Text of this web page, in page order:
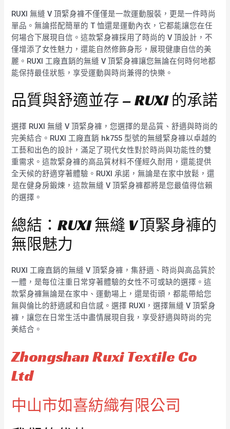
RUXI 無縫 V 頂緊身褲不僅僅是一款運動服裝，更是一件時尚
單品。無論搭配簡單的 T 恤還是運動內衣，它都能讓您在任
何場合下展現自信。這款緊身褲採用了時尚的 V 頂設計，不
僅增添了女性魅力，還能自然修飾身形，展現健康自信的美
麗。RUXI 工廠直銷的無縫 V 頂緊身褲讓您無論在何時何地都
能保持最佳狀態，享受運動與時尚兼得的快樂。
品質與舒適並存 – RUXI 的承諾
選擇 RUXI 無縫 V 頂緊身褲，您選擇的是品質、舒適與時尚的
完美結合。RUXI 工廠直銷 hk755 型號的無縫緊身褲以卓越的
工藝和出色的設計，滿足了現代女性對於時尚與功能性的雙
重需求。這款緊身褲的高品質材料不僅經久耐用，還能提供
全天候的舒適穿著體驗。RUXI 承諾，無論是在家中放鬆，還
是在健身房鍛煉，這款無縫 V 頂緊身褲都將是您最值得信賴
的選擇。
總結：RUXI 無縫 V 頂緊身褲的
無限魅力
RUXI 工廠直銷的無縫 V 頂緊身褲，集舒適、時尚與高品質於
一體，是每位注重日常穿著體驗的女性不可或缺的選擇。這
款緊身褲無論是在家中、運動場上，還是街頭，都能帶給您
無與倫比的舒適感和自信感。選擇 RUXI，選擇無縫 V 頂緊身
褲，讓您在日常生活中盡情展現自我，享受舒適與時尚的完
美結合。
Zhongshan Ruxi Textile Co
Ltd
中山市如喜紡織有限公司